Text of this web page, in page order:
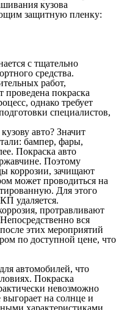
кузова
защитную пленку:
с тщательно
средства.
работ,
проведена покраска
однако требует
специалистов,
авто? Значит
бампер, фары,
Покраска авто
Поэтому
коррозии, зачищают
может проводиться на
Для этого
удаляется.
протравливают
вся
этих мероприятий
по доступной цене, что
автомобилей, что
Покраска
невозможно
на солнце и
характеристиками.